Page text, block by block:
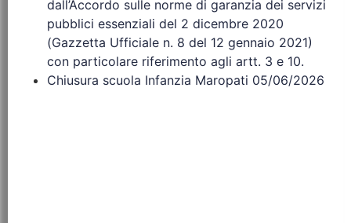
dall’Accordo sulle norme di garanzia dei servizi
pubblici essenziali del 2 dicembre 2020
(Gazzetta Ufficiale n. 8 del 12 gennaio 2021)
con particolare riferimento agli artt. 3 e 10.
Chiusura scuola Infanzia Maropati 05/06/2026